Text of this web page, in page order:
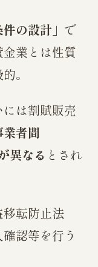
の設計 」で
業とは性質
。
は割賦販売
業者間
異なる とされ
転防止法
認等を行う